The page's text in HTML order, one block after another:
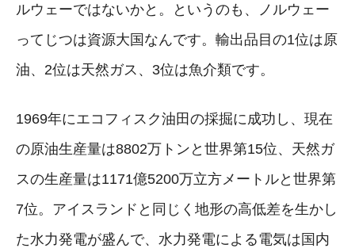
ルウェーではないかと。というのも、ノルウェー
ってじつは資源大国なんです。輸出品目の1位は原
油、2位は天然ガス、3位は魚介類です。
1969年にエコフィスク油田の採掘に成功し、現在
の原油生産量は8802万トンと世界第15位、天然ガ
スの生産量は1171億5200万立方メートルと世界第
7位。アイスランドと同じく地形の高低差を生かし
た水力発電が盛んで、水力発電による電気は国内